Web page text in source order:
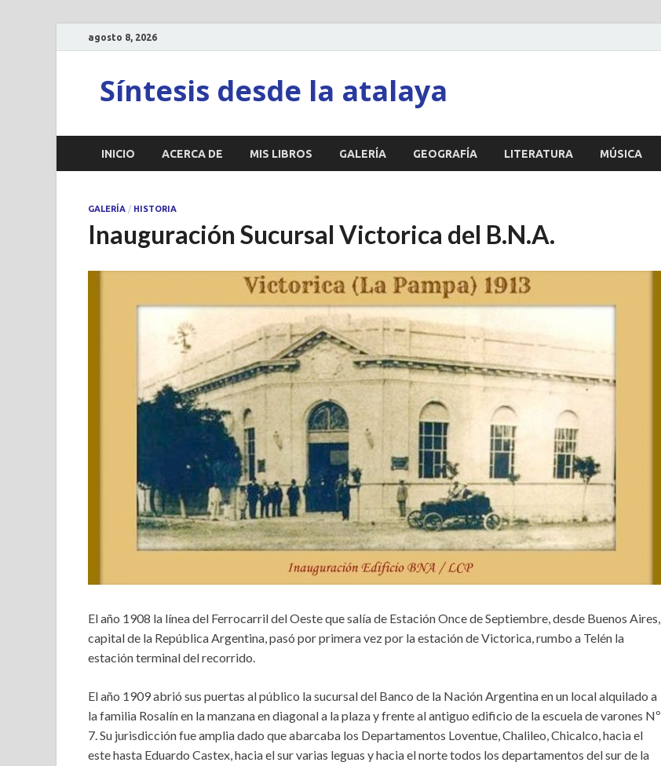
agosto 8, 2026
Síntesis desde la atalaya
INICIO ACERCA DE MIS LIBROS GALERÍA GEOGRAFÍA LITERATURA MÚSICA
GALERÍA / HISTORIA
Inauguración Sucursal Victorica del B.N.A.
El año 1908 la línea del Ferrocarril del Oeste que salía de Estación Once de Septiembre, desde Buenos Aires,
capital de la República Argentina, pasó por primera vez por la estación de Victorica, rumbo a Telén la
estación terminal del recorrido.
El año 1909 abrió sus puertas al público la sucursal del Banco de la Nación Argentina en un local alquilado a
la familia Rosalín en la manzana en diagonal a la plaza y frente al antiguo edificio de la escuela de varones Nº
7. Su jurisdicción fue amplia dado que abarcaba los Departamentos Loventue, Chalileo, Chicalco, hacia el
este hasta Eduardo Castex, hacia el sur varias leguas y hacia el norte todos los departamentos del sur de la